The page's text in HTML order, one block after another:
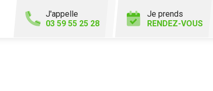
J'appelle
03 59 55 25 28
Je prends
RENDEZ-VOUS